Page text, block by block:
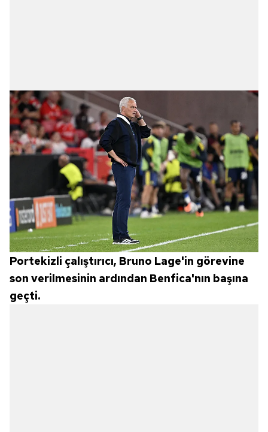
Portekizli çalıştırıcı, Bruno Lage'in görevine
son verilmesinin ardından Benfica'nın başına
geçti.